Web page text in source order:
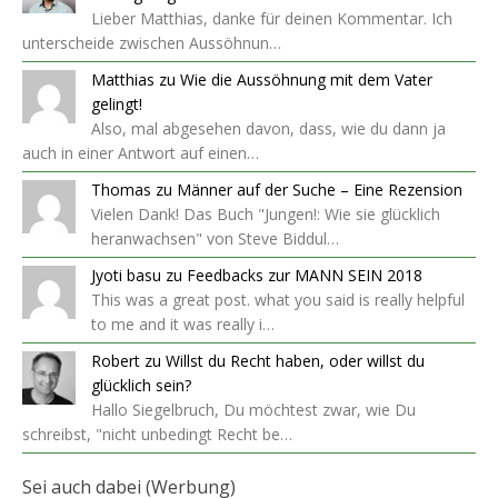
Lieber Matthias, danke für deinen Kommentar. Ich
unterscheide zwischen Aussöhnun…
Matthias zu Wie die Aussöhnung mit dem Vater
gelingt!
Also, mal abgesehen davon, dass, wie du dann ja
auch in einer Antwort auf einen…
Thomas zu Männer auf der Suche – Eine Rezension
Vielen Dank! Das Buch "Jungen!: Wie sie glücklich
heranwachsen" von Steve Biddul…
Jyoti basu zu Feedbacks zur MANN SEIN 2018
This was a great post. what you said is really helpful
to me and it was really i…
Robert zu Willst du Recht haben, oder willst du
glücklich sein?
Hallo Siegelbruch, Du möchtest zwar, wie Du
schreibst, "nicht unbedingt Recht be…
Sei auch dabei (Werbung)